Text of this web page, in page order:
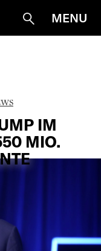
Suche
MENU
IM
MIO. U